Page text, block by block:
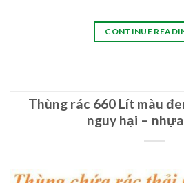
CONTINUE
Thùng rác 660 Lít màu
nguy hại –